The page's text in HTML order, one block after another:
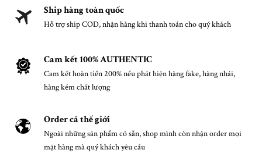
Ship hàng toàn quốc
Hỗ trợ ship COD, nhận hàng khi thanh toán cho quý khách
Cam kết 100% AUTHENTIC
Cam kết hoàn tiền 200% nếu phát hiện hàng fake, hàng nhái,
hàng kém chất lượng
Order cả thế giới
Ngoài những sản phẩm có sẵn, shop mình còn nhận order mọi
mặt hàng mà quý khách yêu cầu